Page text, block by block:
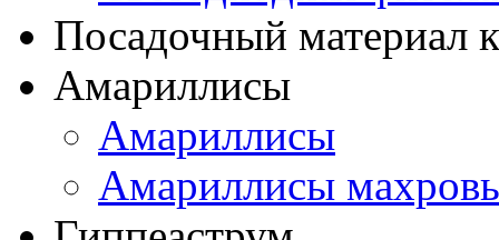
Посадочный материал
Амариллисы
Амариллисы
Амариллисы